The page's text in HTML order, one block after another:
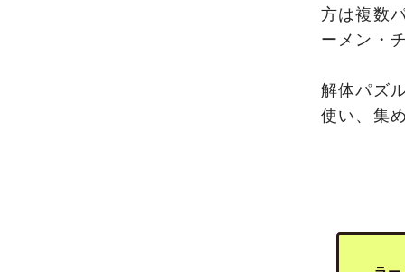
方は複数
ーメン・
解体パズ
使い、集